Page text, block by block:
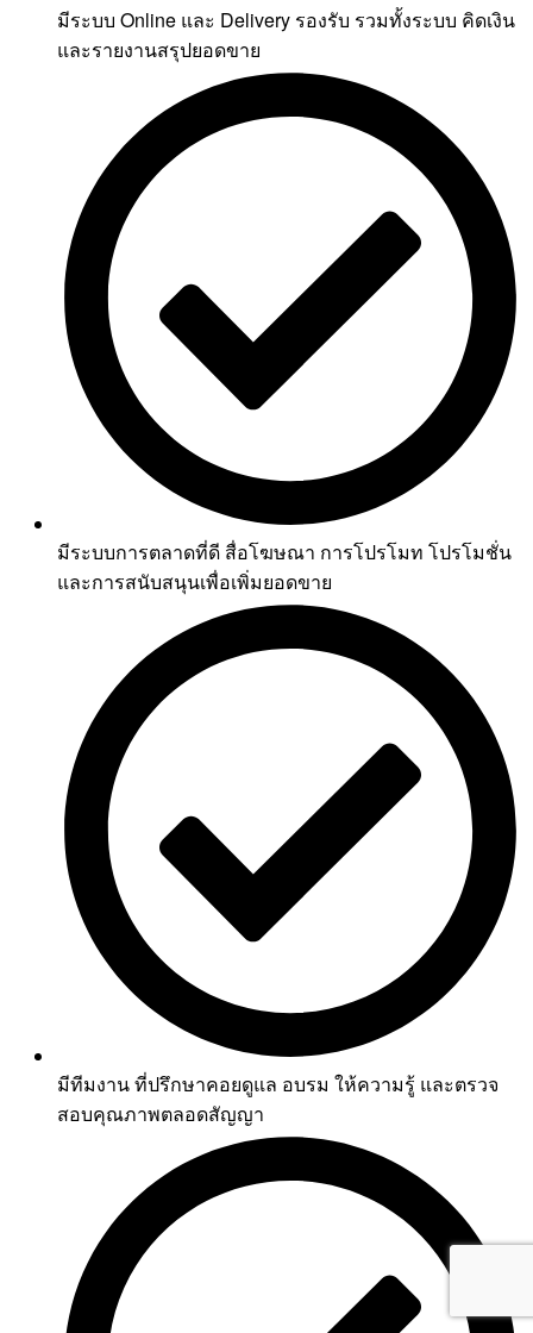
มีระบบ Online และ Delivery รองรับ รวมทั้งระบบ คิดเงิน
และรายงานสรุปยอดขาย
มีระบบการตลาดที่ดี สื่อโฆษณา การโปรโมท โปรโมชั่น
และการสนับสนุนเพื่อเพิ่มยอดขาย
มีทีมงาน ที่ปรึกษาคอยดูแล อบรม ให้ความรู้ และตรวจ
สอบคุณภาพตลอดสัญญา